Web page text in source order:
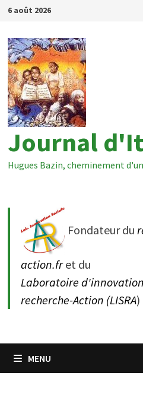
Passer
contenu
6 août 2026
Journal
Hugues Bazin, cheminement
Fondateur du
action.fret du
Laboratoire
recherche-Action (LISRA)
MENU